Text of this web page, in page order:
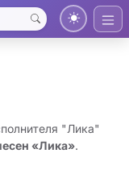
"Лика"
«Лика».